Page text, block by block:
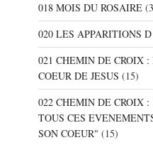
018 MOIS DU ROSAIRE
020 LES APPARITIONS
021 CHEMIN DE CROIX :
COEUR DE JESUS (15)
022 CHEMIN DE CROIX
TOUS CES
SON COEUR" (15)